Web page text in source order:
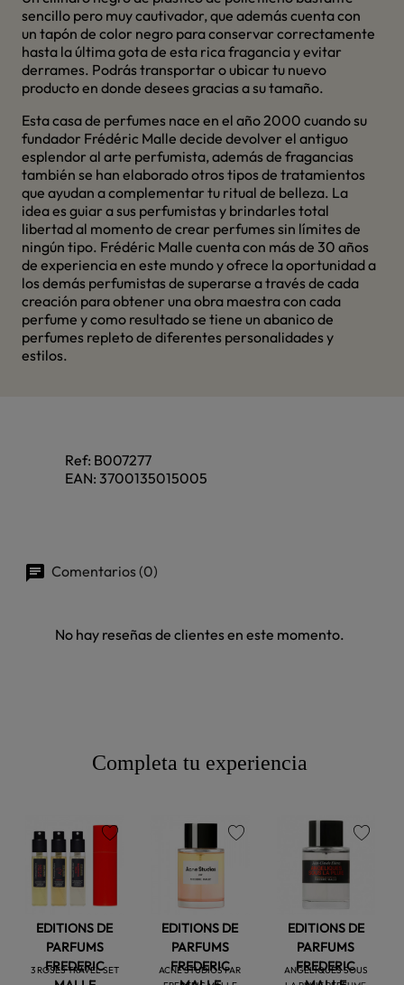
sencillo pero muy cautivador, que además cuenta con
un tapón de color negro para conservar correctamente
hasta la última gota de esta rica fragancia y evitar
derrames. Podrás transportar o ubicar tu nuevo
producto en donde desees gracias a su tamaño.
Esta casa de perfumes nace en el año 2000 cuando su
fundador Frédéric Malle decide devolver el antiguo
esplendor al arte perfumista, además de fragancias
también se han elaborado otros tipos de tratamientos
que ayudan a complementar tu ritual de belleza. La
idea es guiar a sus perfumistas y brindarles total
libertad al momento de crear perfumes sin límites de
ningún tipo. Frédéric Malle cuenta con más de 30 años
de experiencia en este mundo y ofrece la oportunidad a
los demás perfumistas de superarse a través de cada
creación para obtener una obra maestra con cada
perfume y como resultado se tiene un abanico de
perfumes repleto de diferentes personalidades y
estilos.
Ref: B007277
EAN: 3700135015005
Comentarios (0)
No hay reseñas de clientes en este momento.
Completa tu experiencia
EDITIONS DE
PARFUMS
FREDERIC
3 ROSES TRAVEL SET
EDITIONS DE
PARFUMS
FREDERIC
ACNE STUDIOS PAR
EDITIONS DE
PARFUMS
FREDERIC
ANGELIQUES SOUS